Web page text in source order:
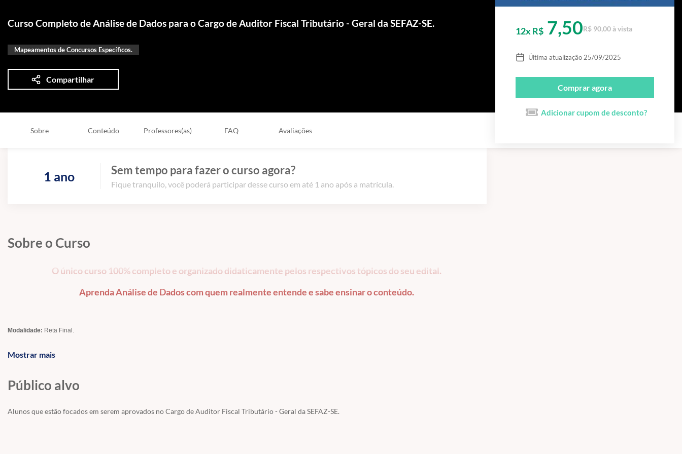
Curso Completo de Análise de Dados para o Cargo de Auditor Fiscal Tributário - Geral da SEFAZ-SE.
Mapeamentos de Concursos Específicos.
Compartilhar
Sobre Conteúdo Professores(as) FAQ Avaliações
1 ano Sem tempo para fazer o curso agora?
Fique tranquilo, você poderá participar desse curso em até 1 ano após a matrícula.
Sobre o Curso
O único curso 100% completo e organizado didaticamente pelos respectivos tópicos do seu edital.
Aprenda Análise de Dados com quem realmente entende e sabe ensinar o conteúdo.
Modalidade: Reta Final.
Banca: Cebraspe
Mostrar mais
Público alvo
Alunos que estão focados em serem aprovados no Cargo de Auditor Fiscal Tributário - Geral da SEFAZ-SE.
12x R$ 7,50R$ 90,00 à vista
Última atualização 25/09/2025
Comprar agora
Adicionar cupom de desconto?